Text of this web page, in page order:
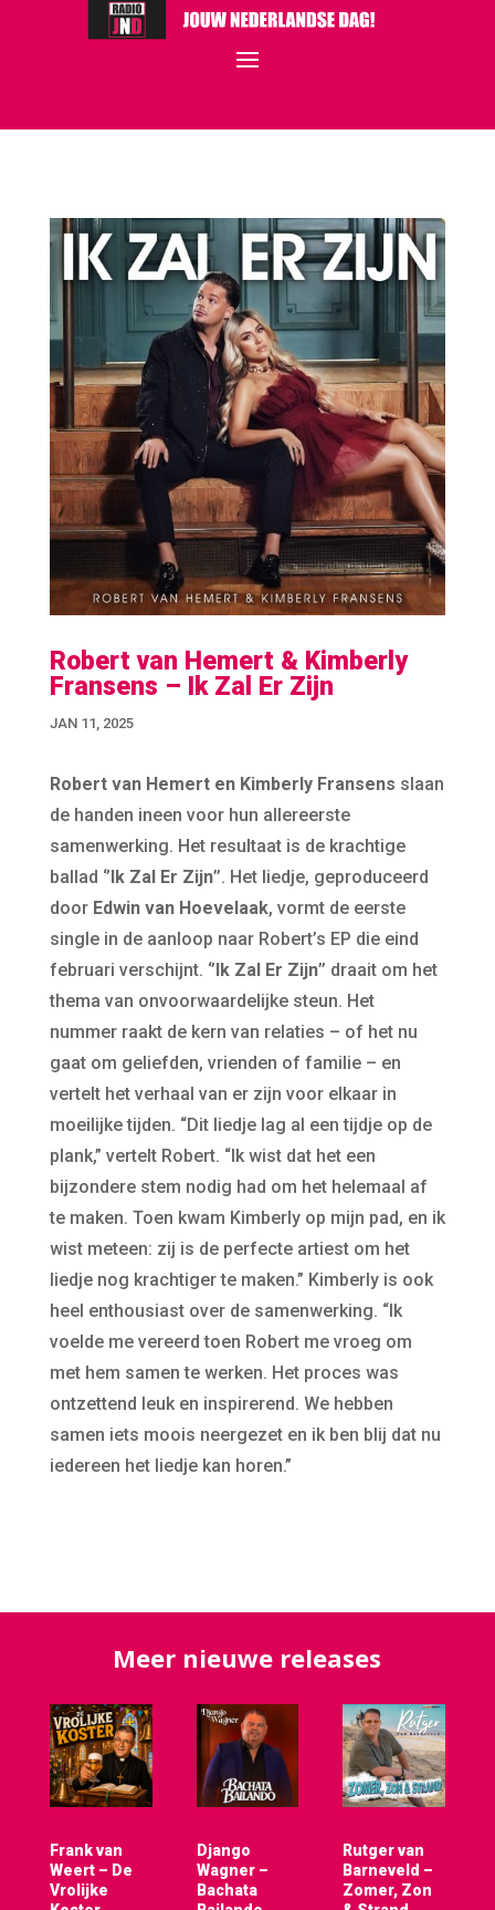
Robert van Hemert & Kimberly
Fransens – Ik Zal Er Zijn
JAN 11, 2025
Robert van Hemert en Kimberly Fransens slaan
de handen ineen voor hun allereerste
samenwerking. Het resultaat is de krachtige
ballad ‘’Ik Zal Er Zijn’’. Het liedje, geproduceerd
door Edwin van Hoevelaak, vormt de eerste
single in de aanloop naar Robert’s EP die eind
februari verschijnt. ‘’Ik Zal Er Zijn’’ draait om het
thema van onvoorwaardelijke steun. Het
nummer raakt de kern van relaties – of het nu
gaat om geliefden, vrienden of familie – en
vertelt het verhaal van er zijn voor elkaar in
moeilijke tijden. “Dit liedje lag al een tijdje op de
plank,” vertelt Robert. “Ik wist dat het een
bijzondere stem nodig had om het helemaal af
te maken. Toen kwam Kimberly op mijn pad, en ik
wist meteen: zij is de perfecte artiest om het
liedje nog krachtiger te maken.” Kimberly is ook
heel enthousiast over de samenwerking. “Ik
voelde me vereerd toen Robert me vroeg om
met hem samen te werken. Het proces was
ontzettend leuk en inspirerend. We hebben
samen iets moois neergezet en ik ben blij dat nu
iedereen het liedje kan horen.”
Meer nieuwe releases
Frank van
Weert – De
Vrolijke
Django
Wagner –
Bachata
Rutger van
Barneveld –
Zomer, Zon